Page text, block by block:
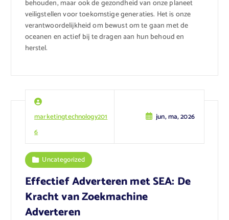
behouden, maar ook de gezondheid van onze planeet
veiligstellen voor toekomstige generaties. Het is onze
verantwoordelijkheid om bewust om te gaan met de
oceanen en actief bij te dragen aan hun behoud en
herstel.
marketingtechnology201
6
jun, ma, 2026
Uncategorized
Effectief Adverteren met SEA: De
Kracht van Zoekmachine
Adverteren